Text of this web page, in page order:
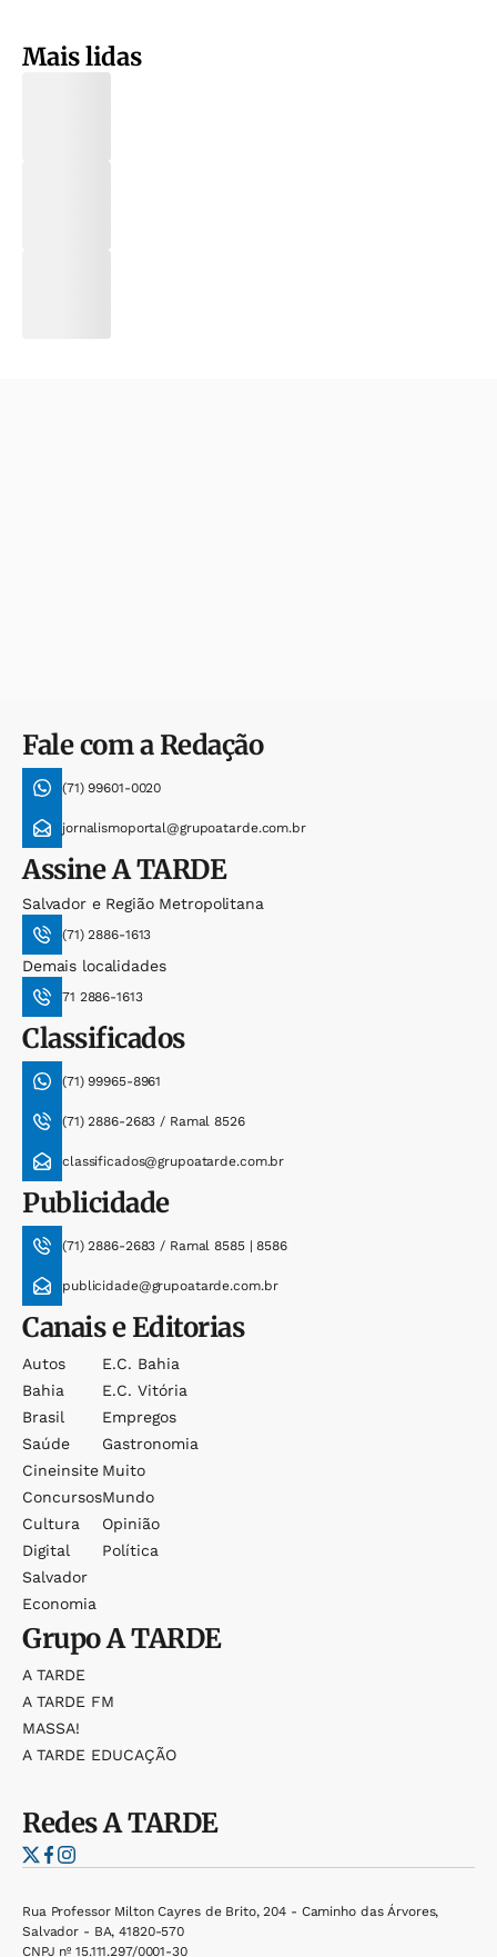
Mais lidas
Fale com a Redação
(71) 99601-0020
jornalismoportal@grupoatarde.com.br
AssineA TARDE
Salvador e Região Metropolitana
(71) 2886-1613
Demais localidades
71 2886-1613
Classificados
(71) 99965-8961
(71) 2886-2683 / Ramal 8526
classificados@grupoatarde.com.br
Publicidade
(71) 2886-2683 / Ramal 8585 | 8586
publicidade@grupoatarde.com.br
Canais e Editorias
Autos
Bahia
Brasil
Saúde
Cineinsite
Concursos
Cultura
Digital
Salvador
Economia
E.c. Bahia
E.c. Vitória
Empregos
Gastronomia
Muito
Mundo
Opinião
Política
GrupoA TARDE
A TARDE
A TARDE FM
MASSA!
A TARDE EDUCAÇÃO
RedesA TARDE
Rua Professor Milton Cayres de Brito, 204 - Caminho das Árvores,
Salvador - BA, 41820-570
CNPJ nº 15.111.297/0001-30